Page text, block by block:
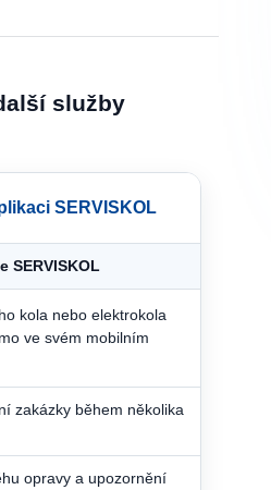
služby
SERVISKOL
kola nebo elektrokola
ve svém mobilním
zakázky během několika
opravy a upozornění